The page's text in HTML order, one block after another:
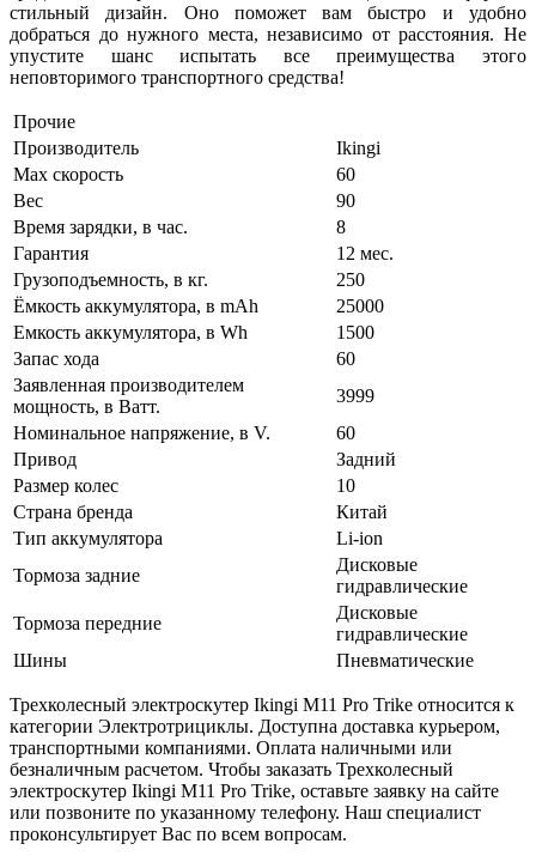
стильный дизайн. Оно поможет вам быстро и удобно
добраться до нужного места, независимо от расстояния. Не
упустите шанс испытать все преимущества этого
неповторимого транспортного средства!
Прочие
Производитель
Ikingi
Max скорость
60
Вес
90
Время зарядки, в час.
8
Гарантия
12 мес.
Грузоподъемность, в кг.
250
Ёмкость аккумулятора, в mAh
25000
Емкость аккумулятора, в Wh
1500
Запас хода
60
Заявленная производителем
мощность, в Ватт.
3999
Номинальное напряжение, в V.
60
Привод
Задний
Размер колес
10
Страна бренда
Китай
Тип аккумулятора
Li-ion
Тормоза задние
Дисковые
гидравлические
Тормоза передние
Дисковые
гидравлические
Шины
Пневматические
Трехколесный электроскутер Ikingi M11 Pro Trike относится к
категории Электротрициклы. Доступна доставка курьером,
транспортными компаниями. Оплата наличными или
безналичным расчетом. Чтобы заказать Трехколесный
электроскутер Ikingi M11 Pro Trike, оставьте заявку на сайте
или позвоните по указанному телефону. Наш специалист
проконсультирует Вас по всем вопросам.